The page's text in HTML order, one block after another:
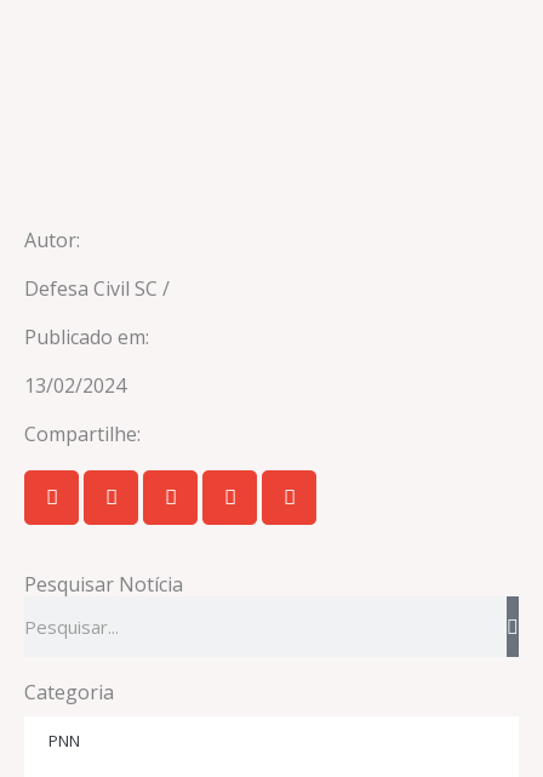
Autor:
Defesa Civil SC /
Publicado em:
13/02/2024
Compartilhe:
Pesquisar Notícia
Categoria
PNN